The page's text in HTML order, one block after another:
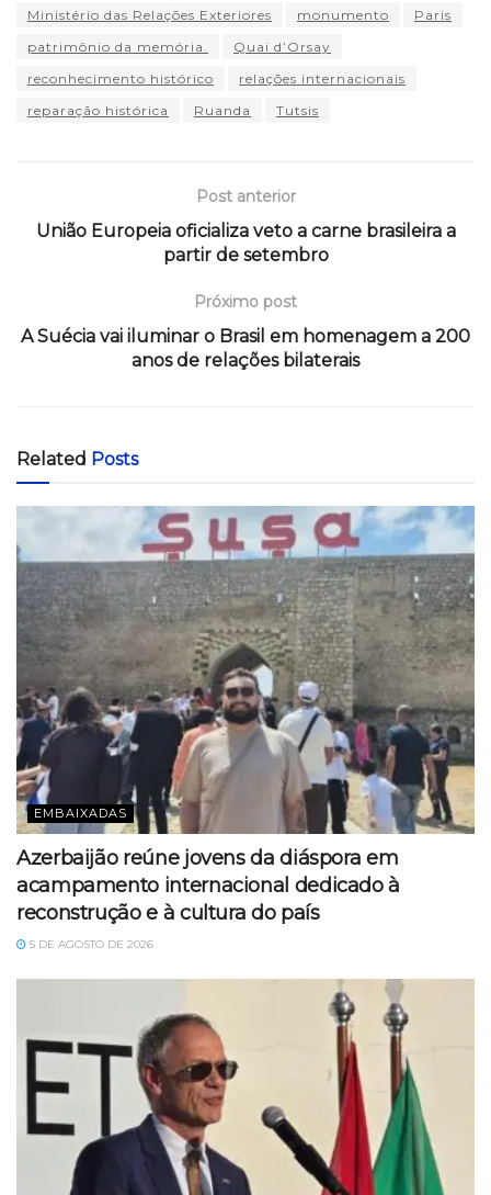
Ministério das Relações Exteriores
monumento
Paris
patrimônio da memória.
Quai d’Orsay
reconhecimento histórico
relações internacionais
reparação histórica
Ruanda Tutsis
Post anterior
União Europeia oficializa veto a carne brasileira a
partir de setembro
Próximo post
A Suécia vai iluminar o Brasil em homenagem a 200
anos de relações bilaterais
Related Posts
EMBAIXADAS
Azerbaijão reúne jovens da diáspora em
acampamento internacional dedicado à
reconstrução e à cultura do país
5 DE AGOSTO DE 2026